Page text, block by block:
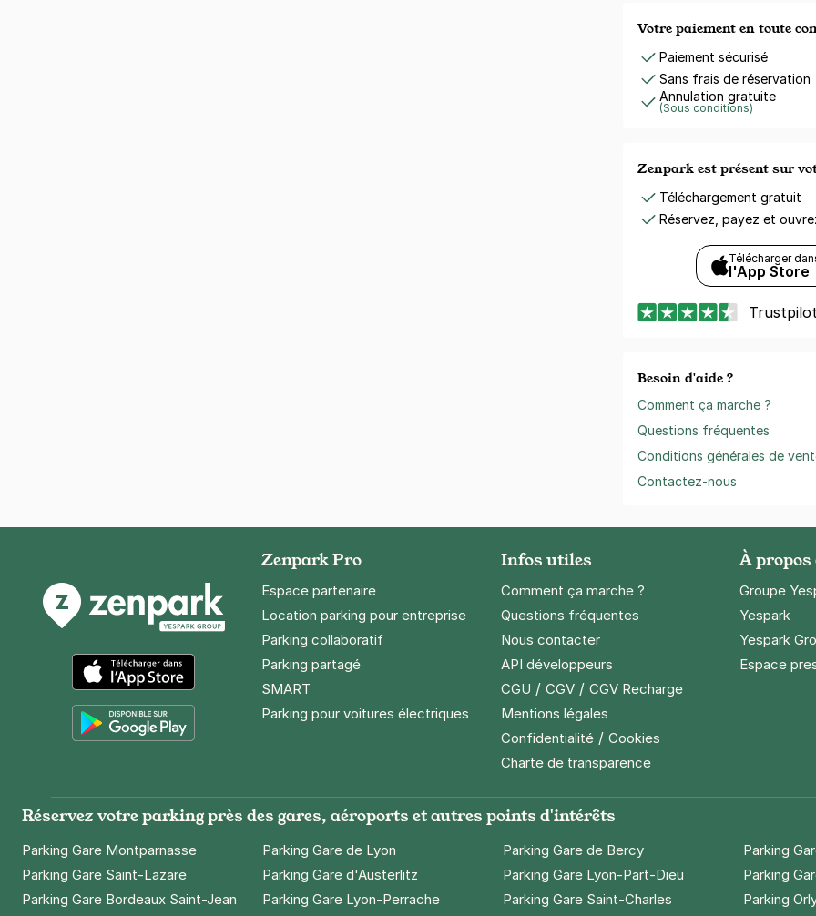
Votre paiement en toute
Paiement sécurisé
Sans frais de réservation
Annulation gratuite
(Sous conditions)
Zenpark est présent sur
Téléchargement gratuit
Réservez, payez et
Télécharger
l'App Store
Trustpilot
Besoin d'aide ?
Comment ça marche ?
Questions fréquentes
Conditions générales de
Contactez-nous
App Store
Zenpark Pro
Espace partenaire
Location parking pour entreprise
Parking collaboratif
Parking partagé
SMART
Parking pour voitures électriques
Infos utiles
Comment ça marche ?
Questions fréquentes
Nous contacter
API développeurs
CGU / CGV/ CGV Recharge
Mentions légales
Confidentialité/ Cookies
Charte de transparence
À propos
Groupe
Yespark
Yespark
Espace
Réservez votre parking près des gares, aéroports et autres points d'intérêts
Parking Gare Montparnasse Parking Gare de Lyon Parking Gare de Bercy Parking
Parking Gare Saint-Lazare
Parking Gare d'Austerlitz Parking Gare Lyon-Part-Dieu Parking
Parking Gare Bordeaux Saint-Jean
Parking Gare Lyon-Perrache Parking Gare Saint-Charles Parking